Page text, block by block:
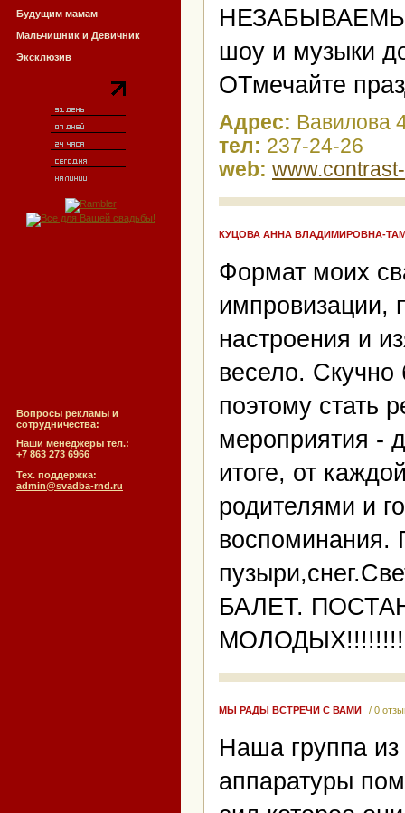
Будущим мамам
Мальчишник и Девичник
Эксклюзив
Вопросы рекламы и
сотрудничества:
Наши менеджеры тел.:
+7 863 273 6966
Тех. поддержка:
admin@svadba-rnd.ru
шоу и музыки
ОТмечайте
Адрес: Вавилова
тел: 237-24-26
web:
КУЦОВА АННА ВЛАДИМИРОВНА-
Формат моих
импровизации,
настроения и
весело.
поэтому стать
мероприятия -
итоге, от
родителями и
воспоминания.
БАЛЕТ.
МЫ РАДЫ ВСТРЕЧИ С ВАМИ / 0
Наша группа из
аппаратуры